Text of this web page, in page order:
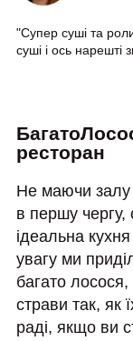
"Супер суші та
суші і ось нарешті
ресторан
Не маючи залу
в першу чергу,
ідеальна
увагу ми
багато
страви так, як
раді, якщо ви